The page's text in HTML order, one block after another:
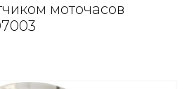
моточасов